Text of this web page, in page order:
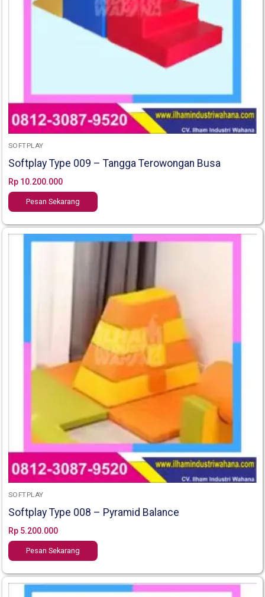
SOFTPLAY
Softplay Type 009 – Tangga Terowongan Busa
Rp10.200.000
Pesan Sekarang
SOFTPLAY
Softplay Type 008 – Pyramid Balance
Rp5.200.000
Pesan Sekarang